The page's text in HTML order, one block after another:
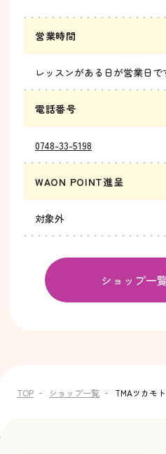
営業時間
レッスンがある日が営業日で
電話番号
0748-33-5198
WAON POINT進呈
対象外
ショップ一
TOP ショップ一覧 TMAツカモ